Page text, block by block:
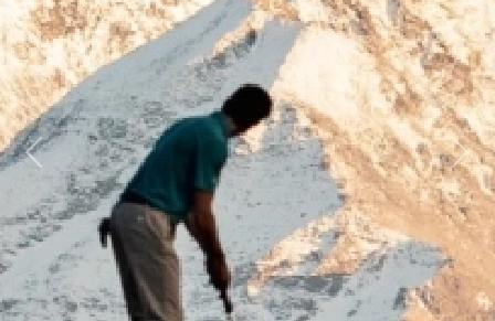
Previous Next